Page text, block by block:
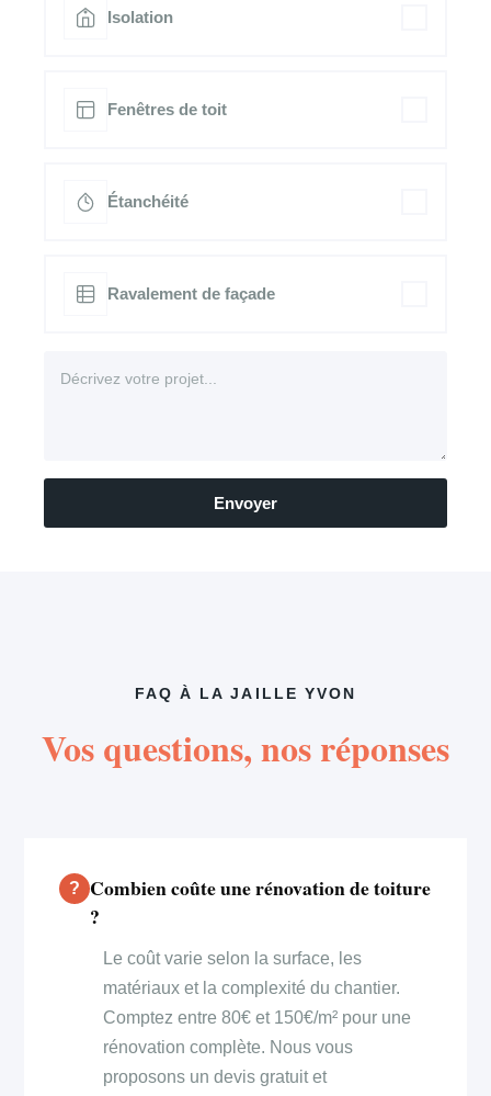
Isolation
Fenêtres de toit
Étanchéité
Ravalement de façade
Envoyer
FAQ À LA JAILLE YVON
Vos questions, nos réponses
Combien coûte une rénovation de toiture
?
Le coût varie selon la surface, les
matériaux et la complexité du chantier.
Comptez entre 80€ et 150€/m² pour une
rénovation complète. Nous vous
proposons un devis gratuit et